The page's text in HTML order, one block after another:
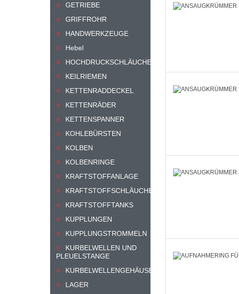
GETRIEBE
GRIFFROHR
HANDWERKZEUGE
Hebel
HOCHDRUCKSCHLÄUCHE
KEILRIEMEN
KETTENRADDECKEL
KETTENRÄDER
KETTENSPANNER
KOHLEBÜRSTEN
KOLBEN
KOLBENRINGE
KRAFTSTOFFANLAGE
KRAFTSTOFFSCHLÄUCHE
KRAFTSTOFFTANKS
KUPPLUNGEN
KUPPLUNGSTROMMELN
KURBELWELLEN UND
PLEUELSTANGE
KURBELWELLENGEHÄUSE
LAGER